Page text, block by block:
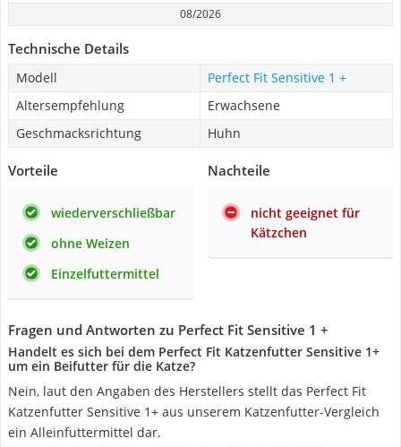
08/2026
Technische Details
Modell
Perfect Fit Sensitive 1 +
Altersempfehlung
Erwachsene
Geschmacksrichtung
Huhn
Vorteile
wiederverschließbar
ohne Weizen
Einzelfuttermittel
Nachteile
nicht geeignet für
Kätzchen
Fragen und Antworten zu Perfect Fit Sensitive 1 +
Handelt es sich bei dem Perfect Fit Katzenfutter Sensitive 1+
um ein Beifutter für die Katze?
Nein, laut den Angaben des Herstellers stellt das Perfect Fit
Katzenfutter Sensitive 1+ aus unserem Katzenfutter-Vergleich
ein Alleinfuttermittel dar.